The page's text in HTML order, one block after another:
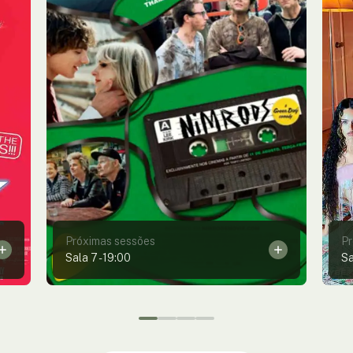
Próximas sessões
Sala 7-19:00